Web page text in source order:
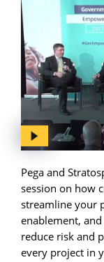
Pega and
session on how
streamline your
enablement,
reduce risk and
every project in